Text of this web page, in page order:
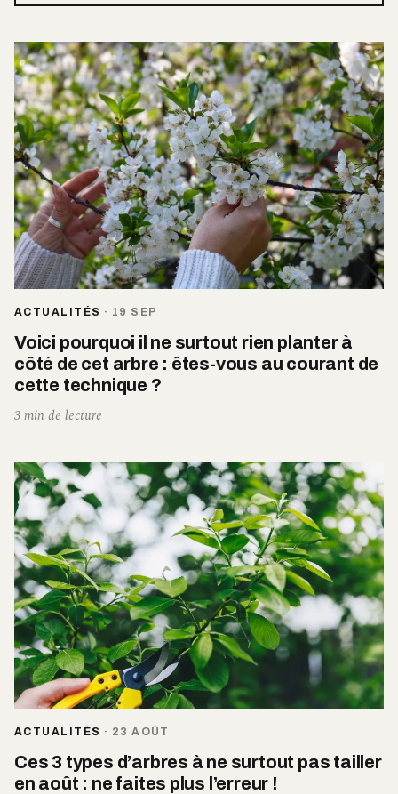
ACTUALITÉS · 19 SEP
Voici pourquoi il ne surtout rien planter à
côté de cet arbre : êtes-vous au courant de
cette technique ?
3 min de lecture
ACTUALITÉS · 23 AOÛT
Ces 3 types d’arbres à ne surtout pas tailler
en août : ne faites plus l’erreur !